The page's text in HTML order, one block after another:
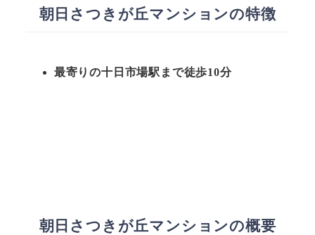
朝日さつきが丘マンションの特徴
最寄りの十日市場駅まで徒歩10分
朝日さつきが丘マンションの概要